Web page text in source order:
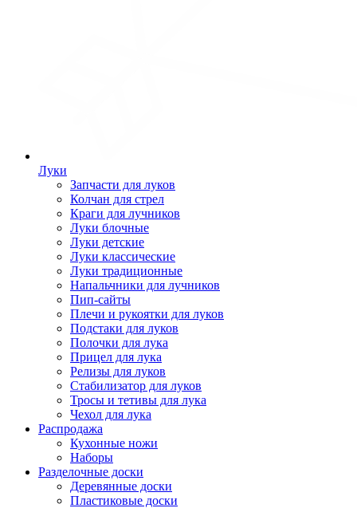
Луки
Запчасти для луков
Колчан для стрел
Краги для лучников
Луки блочные
Луки детские
Луки классические
Луки традиционные
Напальчники для лучников
Пип-сайты
Плечи и рукоятки для луков
Подстаки для луков
Полочки для лука
Прицел для лука
Релизы для луков
Стабилизатор для луков
Тросы и тетивы для лука
Чехол для лука
Распродажа
Кухонные ножи
Наборы
Разделочные доски
Деревянные доски
Пластиковые доски